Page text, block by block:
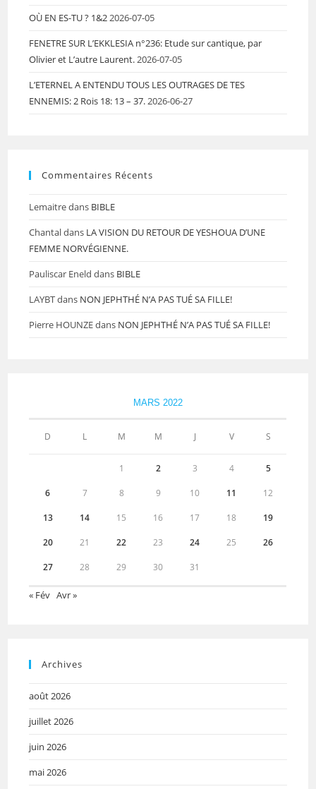
OÙ EN ES-TU ? 1&22026-07-05
FENETRE SUR L’EKKLESIA n°236: Etude sur cantique, par
Olivier et L’autre Laurent.2026-07-05
L’ETERNEL A ENTENDU TOUS LES OUTRAGES DE TES
ENNEMIS: 2 Rois 18: 13 – 37.2026-06-27
Commentaires Récents
Lemaitredans BIBLE
Chantaldans LA VISION DU RETOUR DE YESHOUA D’UNE
FEMME NORVÉGIENNE.
Pauliscar Eneld dans BIBLE
LAYBTdans NON JEPHTHÉ N’A PAS TUÉ SA FILLE!
Pierre HOUNZEdans NON JEPHTHÉ N’A PAS TUÉ SA FILLE!
MARS 2022
D L M M J V S
1 2 3 4 5
6 7 8 9 10 11 12
13 14 15 16 17 18 19
20 21 22 23 24 25 26
27 28 29 30 31
« Fév Avr »
Archives
août 2026
juillet 2026
juin 2026
mai 2026